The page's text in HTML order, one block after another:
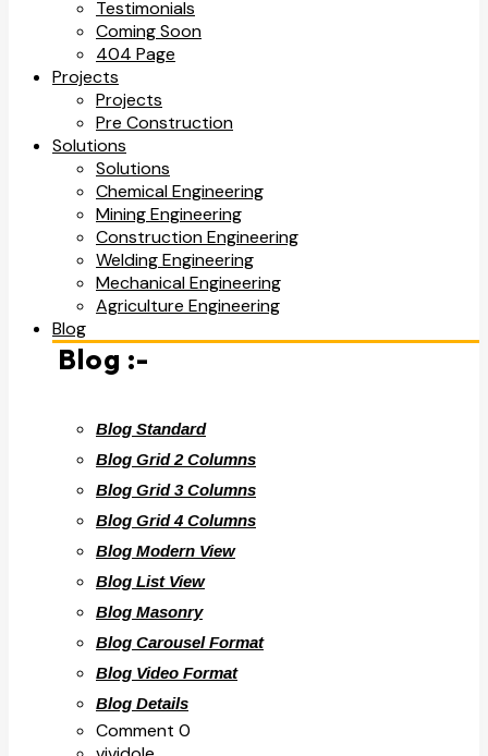
Testimonials
Coming Soon
404 Page
Projects
Projects
Pre Construction
Solutions
Solutions
Chemical Engineering
Mining Engineering
Construction Engineering
Welding Engineering
Mechanical Engineering
Agriculture Engineering
Blog
Blog :-
Blog Standard
Blog Grid 2 Columns
Blog Grid 3 Columns
Blog Grid 4 Columns
Blog Modern View
Blog List View
Blog Masonry
Blog Carousel Format
Blog Video Format
Blog Details
Comment 0